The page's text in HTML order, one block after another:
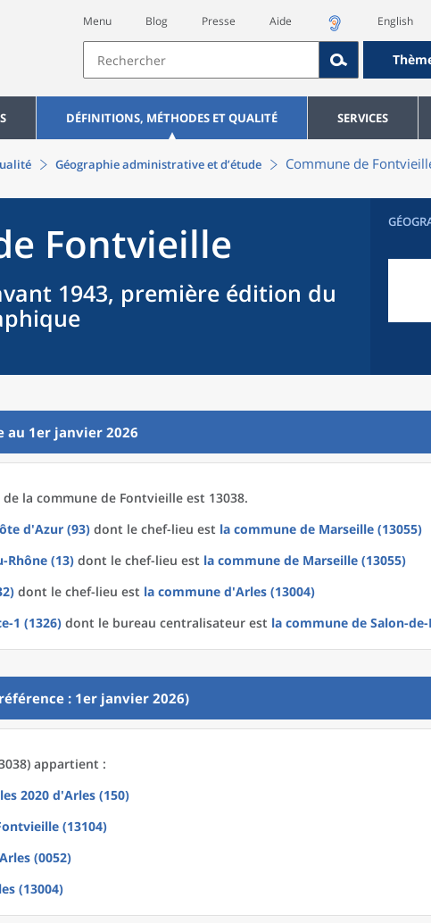
Menu Blog Presse Aide English
DÉFINITIONS, MÉTHODES ET QUALITÉ SERVICES
Géographie administrative et d’étude Commune de
Fontvieille
1943, première édition du
au 1er janvier 2026
de la commune de Fontvieille est 13038.
d'Azur (93) dont le chef-lieu est la commune de Marseille (13055)
Rhône (13) dont le chef-lieu est la commune de Marseille (13055)
dont le chef-lieu est la commune d'Arles (13004)
1 (1326) dont le bureau centralisateur est la commune de Salon-
: 1er janvier 2026)
appartient :
2020 d'Arles (150)
(13104)
Arles (0052)
(13004)